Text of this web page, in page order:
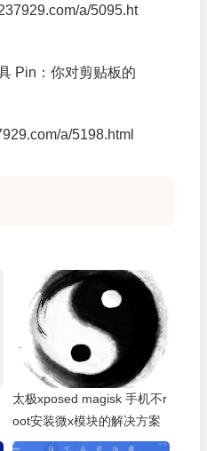
a/5095.ht
Pin：你对剪贴板的
a/5198.html
太极xposed magisk 手机不r
oot安装微x模块的解决方案